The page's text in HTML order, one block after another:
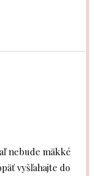
nebude mäkké
vyšľahajte do